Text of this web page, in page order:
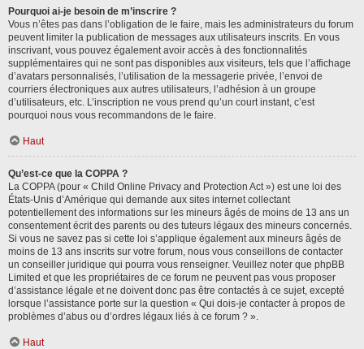
Pourquoi ai-je besoin de m’inscrire ?
Vous n’êtes pas dans l’obligation de le faire, mais les administrateurs du forum
peuvent limiter la publication de messages aux utilisateurs inscrits. En vous
inscrivant, vous pouvez également avoir accès à des fonctionnalités
supplémentaires qui ne sont pas disponibles aux visiteurs, tels que l’affichage
d’avatars personnalisés, l’utilisation de la messagerie privée, l’envoi de
courriers électroniques aux autres utilisateurs, l’adhésion à un groupe
d’utilisateurs, etc. L’inscription ne vous prend qu’un court instant, c’est
pourquoi nous vous recommandons de le faire.
Haut
Qu’est-ce que la COPPA ?
La COPPA (pour « Child Online Privacy and Protection Act ») est une loi des
États-Unis d’Amérique qui demande aux sites internet collectant
potentiellement des informations sur les mineurs âgés de moins de 13 ans un
consentement écrit des parents ou des tuteurs légaux des mineurs concernés.
Si vous ne savez pas si cette loi s’applique également aux mineurs âgés de
moins de 13 ans inscrits sur votre forum, nous vous conseillons de contacter
un conseiller juridique qui pourra vous renseigner. Veuillez noter que phpBB
Limited et que les propriétaires de ce forum ne peuvent pas vous proposer
d’assistance légale et ne doivent donc pas être contactés à ce sujet, excepté
lorsque l’assistance porte sur la question « Qui dois-je contacter à propos de
problèmes d’abus ou d’ordres légaux liés à ce forum ? ».
Haut